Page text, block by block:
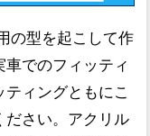
の型を起こして作
でのフィッティ
ィングともにこ
ださい。アクリル